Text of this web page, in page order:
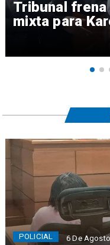
Tribunal
mixta para
POLICIAL 6 De